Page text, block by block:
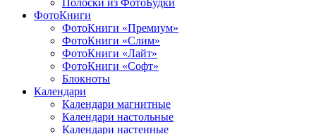
ФотоКниги
ФотоКниги «Премиум»
ФотоКниги «Слим»
ФотоКниги «Лайт»
ФотоКниги «Софт»
Блокноты
Календари
Календари магнитные
Календари настольные
Календари настенные